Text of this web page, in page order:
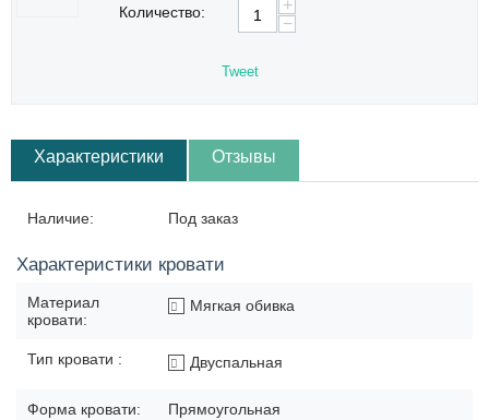
Количество:
+
−
Tweet
Характеристики Отзывы
Наличие: Под заказ
Характеристики кровати
Материал
кровати:
Мягкая обивка
Тип кровати : Двуспальная
Форма кровати: Прямоугольная